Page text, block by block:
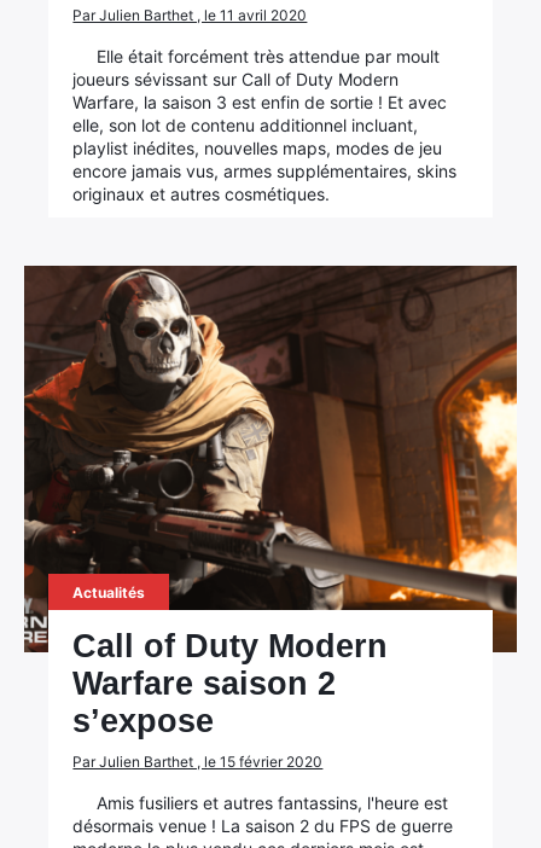
Par Julien Barthet , le 11 avril 2020
Elle était forcément très attendue par moult
joueurs sévissant sur Call of Duty Modern
Warfare, la saison 3 est enfin de sortie ! Et avec
elle, son lot de contenu additionnel incluant,
playlist inédites, nouvelles maps, modes de jeu
encore jamais vus, armes supplémentaires, skins
originaux et autres cosmétiques.
Actualités
Call of Duty Modern
Warfare saison 2
s’expose
Par Julien Barthet , le 15 février 2020
Amis fusiliers et autres fantassins, l'heure est
désormais venue ! La saison 2 du FPS de guerre